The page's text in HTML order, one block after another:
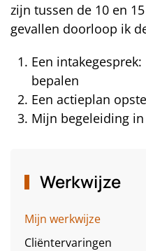
zijn tussen de 10 en
gevallen doorloop ik
Een
bepalen
Een actieplan
Mijn begeleiding
Werkwijze
Mijn werkwijze
Cliëntervaringen